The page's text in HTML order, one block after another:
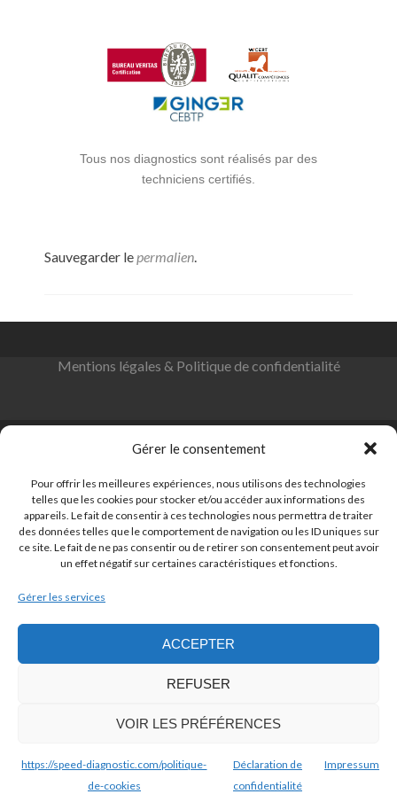
Gérer le consentement
Pour offrir les meilleures expériences, nous utilisons des technologies
telles que les cookies pour stocker et/ou accéder aux informations des
appareils. Le fait de consentir à ces technologies nous permettra de traiter
des données telles que le comportement de navigation ou les ID uniques sur
ce site. Le fait de ne pas consentir ou de retirer son consentement peut avoir
un effet négatif sur certaines caractéristiques et fonctions.
Gérer les services
ACCEPTER
REFUSER
VOIR LES PRÉFÉRENCES
https://speed-diagnostic.com/politique-
de-cookies
Déclaration de
confidentialité
Impressum
Tous nos diagnostics sont réalisés par des
techniciens certifiés.
Demander un devis gratuit
Sauvegarder lepermalien.
Mentions légales & Politique de confidentialité
55 Rue de l'Égalité 92130 Issy-les-Moulineaux
206 Av. Marx Dormoy, 92120 Montrouge
speed_diagnostic@outlook.com
06 60 28 36 48
Zerif Litepowered byLion